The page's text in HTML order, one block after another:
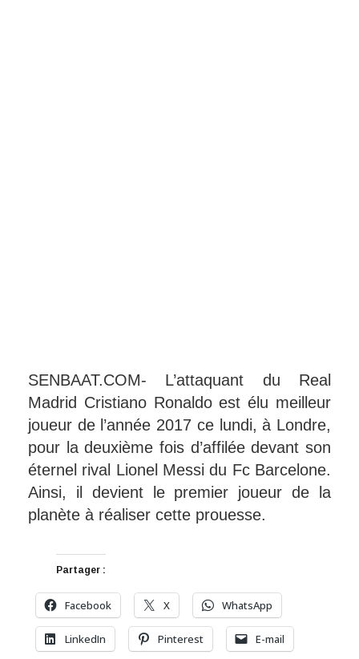
SENBAAT.COM- L’attaquant du Real
Madrid Cristiano Ronaldo est élu meilleur
joueur de l’année 2017 ce lundi, à Londre,
pour la deuxième fois d’affilée devant son
éternel rival Lionel Messi du Fc Barcelone.
Ainsi, il devient le premier joueur de la
planète à réaliser cette prouesse.
Partager :
Facebook X WhatsApp
LinkedIn Pinterest E-mail